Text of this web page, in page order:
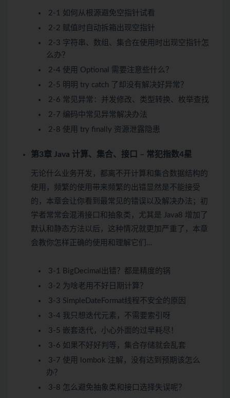
2-1 如何从根源避免空指针试看
2-2 赋值时自动拆箱出现空指针
2-3 字符串、数组、集合在使用时出现空指针怎
么办？
2-4 使用 Optional 需要注意些什么？
2-5 明明 try catch 了却没有解决好异常？
2-6 常见异常：并发修改、类型转换、枚举查找
2-7 编码中常见异常解决办法
2-8 使用 try finally 资源泄露隐患
第3章 Java 计算、集合、接口 – 常犯指数4星
无论什么业务开发，都离不开计算和集合数据结构的
使用，频繁的使用带来频繁的出错显然是不能接受
的，本章会让你看到最常见的错误以及解决办法；初
学者常常会混淆接口和抽象类，尤其是 Java8 增加了
默认和静态方法以后，这种情况就更加严重了，本章
会教你怎样正确的使用和理解它们…
3-1 BigDecimal出错？都是精度的锅
3-2 为啥老用不好日期计算？
3-3 SimpleDateFormat线程不安全的原因
3-4 我只想迭代元素，不需要索引呀
3-5 嵌套迭代，小心外面的过早耗尽！
3-6 如果不好好判等，集合存储就会乱套
3-7 使用 lombok 注解，没有达到预期该怎么
办？
3-8 怎么避免抽象类和接口选择失误呢？